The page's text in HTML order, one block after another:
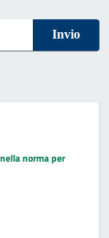
Invio
norma per